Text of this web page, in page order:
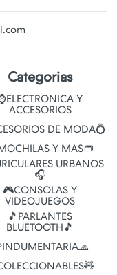
Categorias
Y
ACCESORIOS
DE MODA💍
Y MAS👝
URBANOS
🎧
🎮CONSOLAS Y
VIDEOJUEGOS
🎵PARLANTES
BLUETOOTH🎵